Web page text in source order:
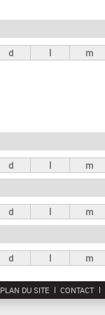
r
c
d l m
d l m
d l m
d l m
PLAN DU SITE CONTACT